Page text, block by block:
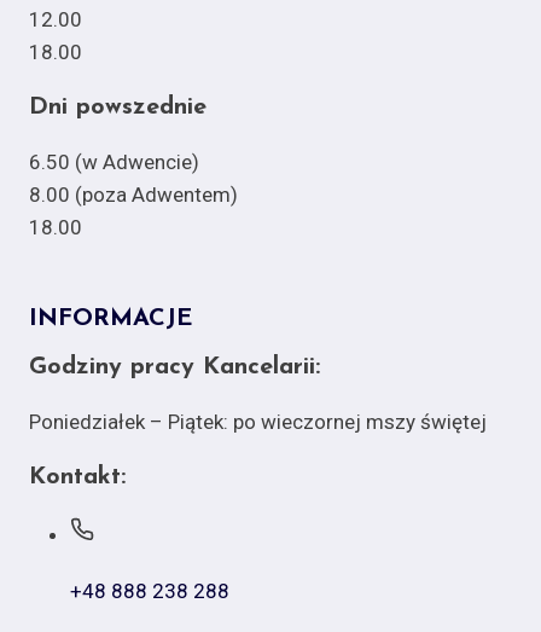
12.00
18.00
Dni powszednie
6.50 (w Adwencie)
8.00 (poza Adwentem)
18.00
INFORMACJE
Godziny pracy Kancelarii:
Poniedziałek – Piątek: po wieczornej mszy świętej
Kontakt:
+48 888 238 288